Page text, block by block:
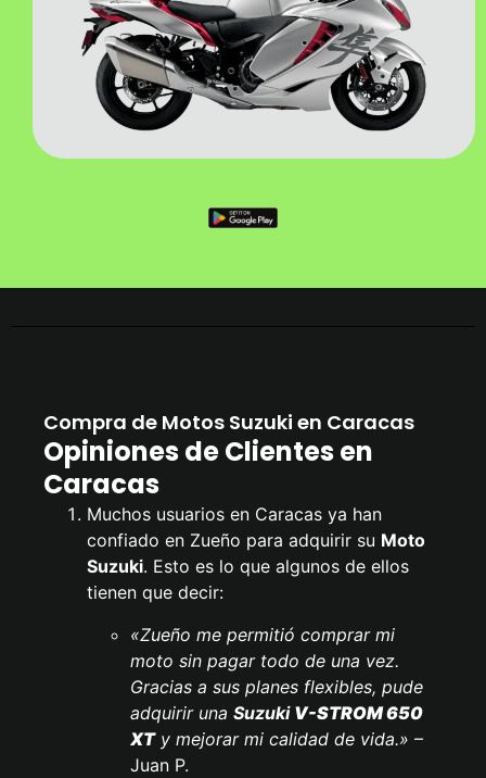
Compra de Motos Suzuki en Caracas
Opiniones de Clientes en
Caracas
Muchos usuarios en Caracas ya han
confiado en Zueño para adquirir su Moto
Suzuki. Esto es lo que algunos de ellos
tienen que decir:
«Zueño me permitió comprar mi
moto sin pagar todo de una vez.
Gracias a sus planes flexibles, pude
adquirir una Suzuki V-STROM 650
XTy mejorar mi calidad de vida.» –
Juan P.